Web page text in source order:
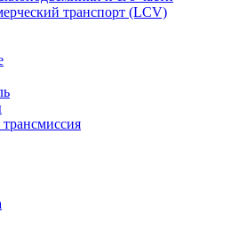
транспорт (LCV)